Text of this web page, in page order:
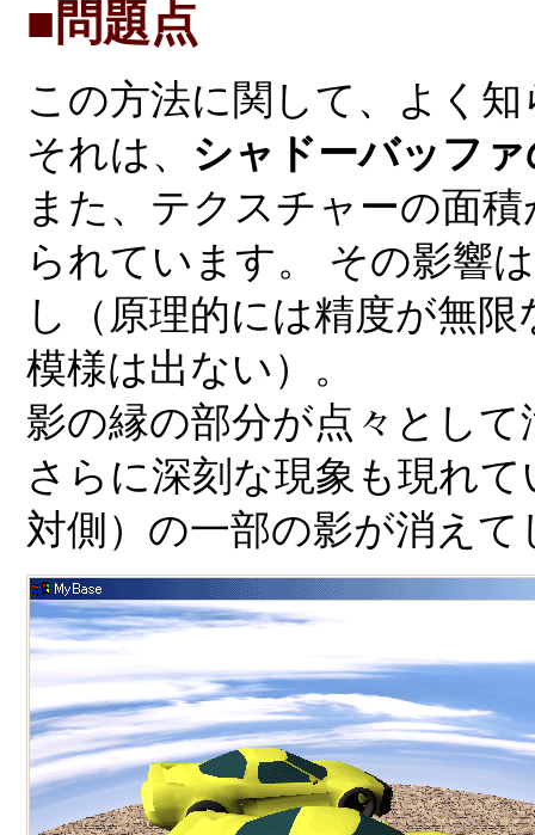
■問題点
この方法に関して、よく
それは、 シャドーバッフ
また、テクスチャーの面
られています。 その影響
し（原理的には精度が無
模様は出ない）。
影の縁の部分が点々とし
さらに深刻な現象も現れ
対側）の一部の影が消え